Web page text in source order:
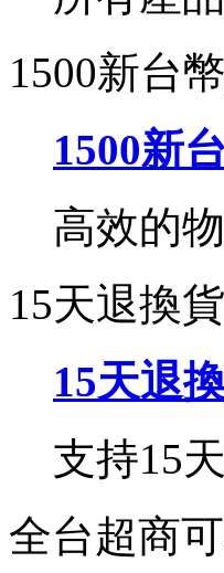
1500新台
1500新
高效的
15天退換貨
15天退
支持15
全台超商